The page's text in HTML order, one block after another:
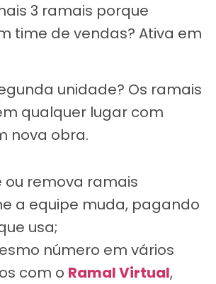
3 ramais porque
time de vendas? Ativa em
unidade? Os ramais
qualquer lugar com
nova obra.
ou remova ramais
a equipe muda, pagando
usa;
número em vários
com o Ramal Virtual,